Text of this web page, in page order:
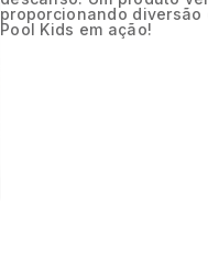
proporcionando
Pool Kids em ação!